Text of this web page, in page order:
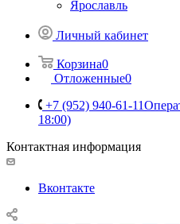
Ярославль
Личный кабинет
Корзина0
Отложенные0
+7 (952) 940-61-11
18:00)
Контактная информация
Вконтакте